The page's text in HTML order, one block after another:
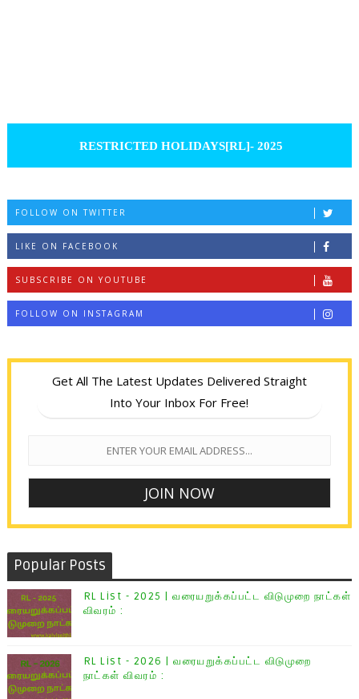
RESTRICTED HOLIDAYS[RL]- 2025
FOLLOW ON TWITTER
LIKE ON FACEBOOK
SUBSCRIBE ON YOUTUBE
FOLLOW ON INSTAGRAM
Get All The Latest Updates Delivered Straight
Into Your Inbox For Free!
Popular Posts
RL List - 2025 | வரையறுக்கப்பட்ட விடுமுறை நாட்கள்
விவரம் :
RL List - 2026 | வரையறுக்கப்பட்ட விடுமுறை
நாட்கள் விவரம் :